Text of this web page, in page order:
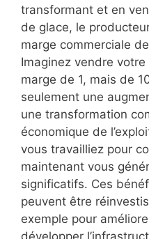
transformant et en
de glace, le
marge commerciale
Imaginez vendre
marge de 1, mais de
seulement une
une transformation
économique de
vous travailliez pour
maintenant vous
significatifs. Ces
peuvent être
exemple pour
développer